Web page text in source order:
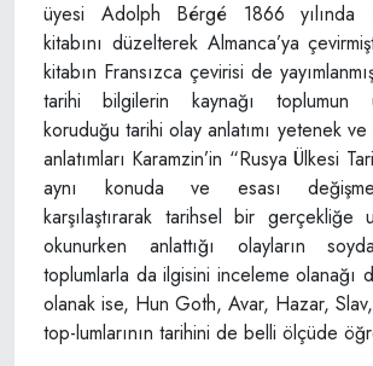
üyesi Adolph Bérgé 1866 yılında
kitabını düzelterek Almanca’ya
kitabın Fransızca çevirisi de
tarihi bilgilerin kaynağı toplumun
koruduğu tarihi olay anlatımı yetenek
anlatımları Karamzin’in “Rusya Ülkesi
aynı konuda ve esası
karşılaştırarak tarihsel bir gerçekliğe
okunurken anlattığı olayların
toplumlarla da ilgisini inceleme olanağı
olanak ise, Hun Goth, Avar, Hazar,
top-lumlarının tarihini de belli ölçüde